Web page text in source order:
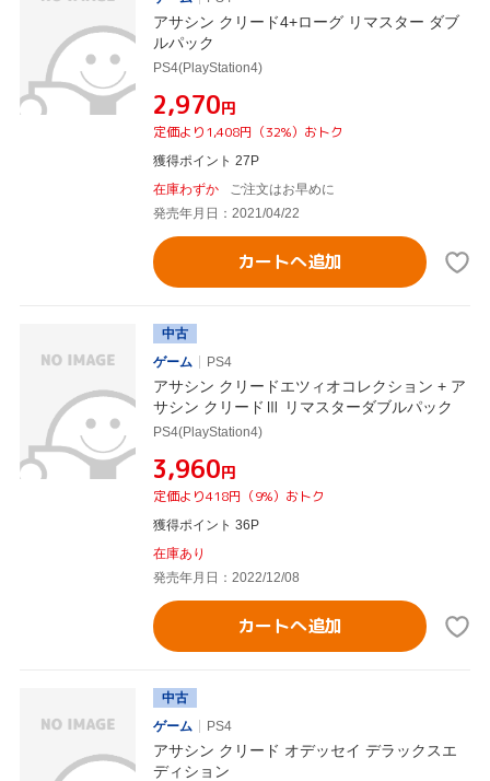
アサシン クリード4+ローグ リマスター ダブ
ルパック
PS4(PlayStation4)
¥2,970円
定価より1,408円（32%）おトク
獲得ポイント 27P
在庫わずか
ご注文はお早めに
発売年月日：2021/04/22
カートへ追加
中古
ゲーム
PS4
アサシン クリードエツィオコレクション + ア
サシン クリードⅢ リマスターダブルパック
PS4(PlayStation4)
¥3,960円
定価より418円（9%）おトク
獲得ポイント 36P
在庫あり
発売年月日：2022/12/08
カートへ追加
中古
ゲーム
PS4
アサシン クリード オデッセイ デラックスエ
ディション